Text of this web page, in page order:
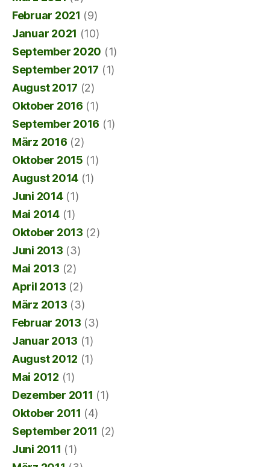
Februar 2021 (9)
Januar 2021 (10)
September 2020 (1)
September 2017 (1)
August 2017 (2)
Oktober 2016 (1)
September 2016 (1)
März 2016 (2)
Oktober 2015 (1)
August 2014 (1)
Juni 2014(1)
Mai 2014(1)
Oktober 2013 (2)
Juni 2013 (3)
Mai 2013 (2)
April 2013 (2)
März 2013 (3)
Februar 2013 (3)
Januar 2013 (1)
August 2012 (1)
Mai 2012 (1)
Dezember 2011 (1)
Oktober 2011 (4)
September 2011 (2)
Juni 2011 (1)